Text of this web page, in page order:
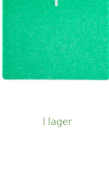
I lager